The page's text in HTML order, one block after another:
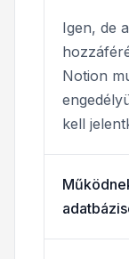
Igen, de
Notion
kell